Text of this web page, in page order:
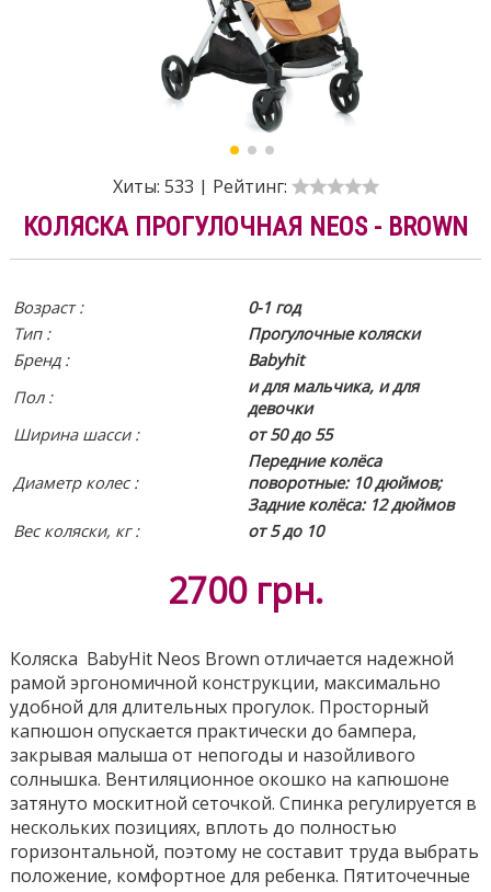
Хиты: 533 | Рейтинг:
КОЛЯСКА ПРОГУЛОЧНАЯ NEOS - BROWN
Возраст :
0-1 год
Тип :
Прогулочные коляски
Бренд :
Babyhit
Пол :
и для мальчика, и для
девочки
Ширина шасси :
от 50 до 55
Диаметр колес :
Передние колёса
поворотные: 10 дюймов;
Задние колёса: 12 дюймов
Вес коляски, кг :
от 5 до 10
2700 грн.
Коляска BabyHit Neos Brown отличается надежной
рамой эргономичной конструкции, максимально
удобной для длительных прогулок. Просторный
капюшон опускается практически до бампера,
закрывая малыша от непогоды и назойливого
солнышка. Вентиляционное окошко на капюшоне
затянуто москитной сеточкой. Спинка регулируется в
нескольких позициях, вплоть до полностью
горизонтальной, поэтому не составит труда выбрать
положение, комфортное для ребенка. Пятиточечные